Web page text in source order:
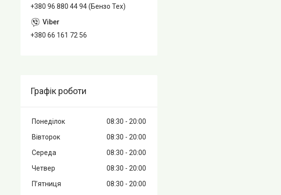
+380 96 880 44 94 (Бензо Тех)
+380 66 161 72 56
Графік роботи
Понеділок 08:30
20:00
Вівторок
08:30
20:00
Середа
08:30
20:00
Четвер
08:30
20:00
Пʼятниця
08:30
20:00